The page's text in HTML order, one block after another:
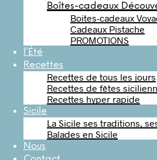
Boîtes-cadeaux
Boites-cadeaux
Cadeaux Pistache
PROMOTIONS
l’Été
Recettes
Recettes de tous les jours
Recettes de fêtes
Recettes hyper rapide
Sicile
La Sicile ses traditions,
Balades en Sicile
Nous